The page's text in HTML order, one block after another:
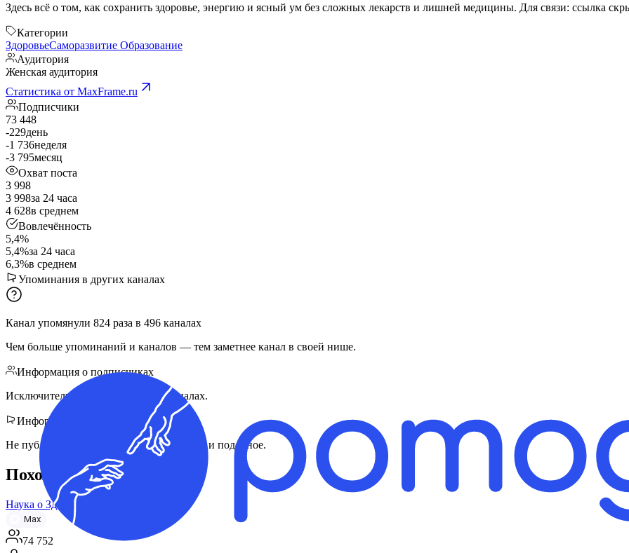
Здесь всё о том, как сохранить здоровье, энергию и ясный ум без сложных лекарств и лишней медицины. Для связи: ссылка
Категории
ЗдоровьеСаморазвитие Образование
Аудитория
Женская аудитория
Статистика от MaxFrame.ru
Подписчики
73 448
-229день
-1 736неделя
-3 795месяц
Охват поста
3 998
3 998за 24 часа
4 628в среднем
Вовлечённость
5,4%
5,4%за 24 часа
6,3%в среднем
Упоминания в других каналах
Канал упомянули 824 раза в 496 каналах
Чем больше упоминаний и каналов — тем заметнее канал в своей нише.
Информация о подписчиках
Исключительно закупы в других каналах.
Информация для рекламодателей
Не публикуем скам, казино, ставки, треш и подобное.
Похожие каналы
Наука о Здоровье
Max
74 752